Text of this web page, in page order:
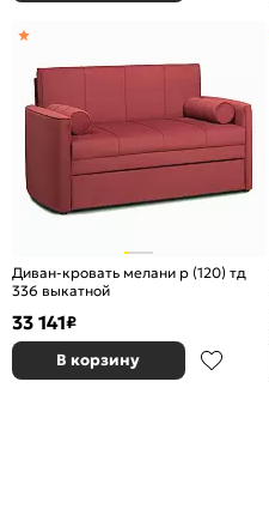
Диван-кровать мелани р (120) тд
336 выкатной
33 141₽
В корзину